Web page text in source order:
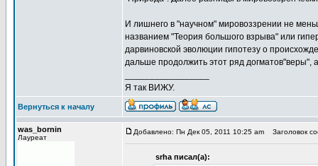
И лишнего в "научном" мировоззрении не
названием "Теория большого взрыва" или
дарвиновской эволюции гипотезу о
дальше продолжить этот ряд догматов"веры",
Я так ВИЖУ.
Вернуться к началу
was_bornin
Лауреат
Добавлено: Пн Дек 05, 2011 10:25 am Заголовок
srha писал(а):